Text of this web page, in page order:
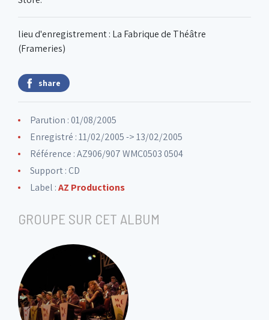
7. Ojos de rojo
8. Beyond the sea
9. Little thumb
10. Better get it in your soul
Disque 2
1. Watch what happens
2. Lockjaw blues
lieu d'enregistrement : La Fabrique de Théâtre
(Frameries)
share
Parution : 01/08/2005
Enregistré : 11/02/2005 -> 13/02/2005
Référence : AZ906/907 WMC0503 0504
Support : CD
Label :AZ Productions
GROUPE SUR CET ALBUM